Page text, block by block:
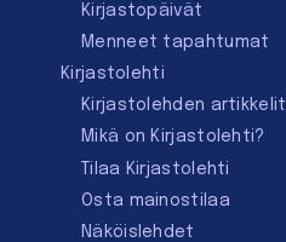
Kirjastopäivät
Menneet tapahtumat
Kirjastolehti
Kirjastolehden artikkelit
Mikä on Kirjastolehti?
Tilaa Kirjastolehti
Osta mainostilaa
Näköislehdet